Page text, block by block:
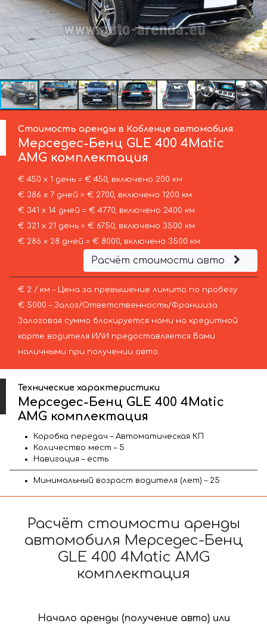
Стоимость аренды в Кобленце автомобиля
Мерседес-Бенц GLE 400 4Matic
AMG комплектация
€ 450 х 1 день = € 450, включено 200 км
€ 386 х 7 дней = € 2700, включено 1200 км
€ 341 х 14 дней = € 4770, включено 2400 км
€ 321 х 21 день = € 6750, включено 3500 км
€ 286 х 28 дней = € 8000, включено 3500 км
Расчёт стоимости авто
€ 2 / км – Цена за превышение лимита по пробегу
€ 5000 – Залог/Ответственность/Франшиза.
Залоговая сумма блокируется нами на кредитной
карте водителя ИЛИ предоставляется Вами
наличными при получении авто.
Технические характеристики
Мерседес-Бенц GLE 400 4Matic
AMG комплектация
Коробка передач – Автоматическая КП
Количество мест – 5
Навигация – есть
Минимальный возраст водителя (лет) – 25
Расчёт стоимости аренды
автомобиля Мерседес-Бенц
GLE 400 4Matic AMG
комплектация
Начало аренды (получение авто) или